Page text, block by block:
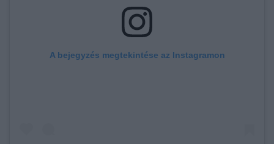
A bejegyzés megtekintése az Instagramon